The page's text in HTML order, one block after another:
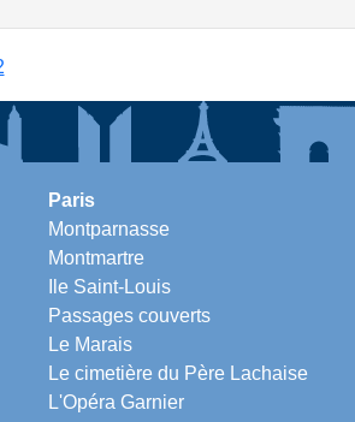
Paris
Montparnasse
Montmartre
Ile Saint-Louis
Passages couverts
Le Marais
Le cimetière du Père Lachaise
L'Opéra Garnier